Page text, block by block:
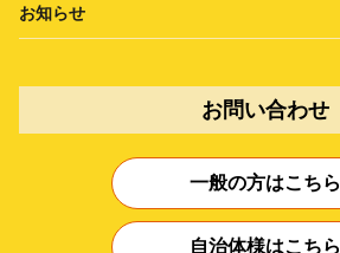
お知らせ
お問い合わせ
一般の方はこちら
自治体様はこちら